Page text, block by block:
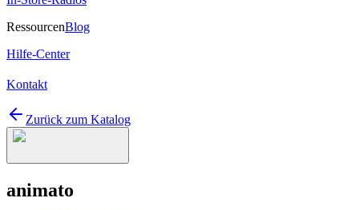
RessourcenBlog
Hilfe-Center
Kontakt
Zurück zum Katalog
animato